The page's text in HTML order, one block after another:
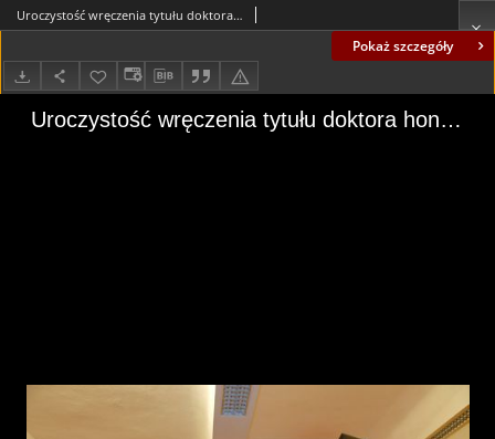
Pokaż szczegóły
Uroczystość wręczenia tytułu doktora honoris causa Uniwersytetu Zielonogórskiego profesorowi Owenowi Gingerichowi (fot. 61)